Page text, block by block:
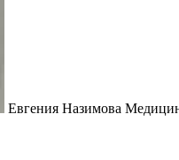
Евгения Назимова